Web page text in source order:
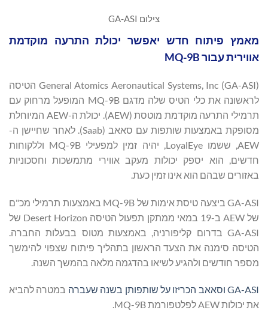
צילום GA-ASI
מאמץ פיתוח חדש יאפשר יכולת התרעה מוקדמת
אווירית עבור MQ-9B
General Atomics Aeronautical Systems, Inc (GA-ASI) הטיסה
לראשונה את כלי הטיס שלה מדגם MQ-9B המופעל מרחוק עם
תרמילי התרעה מוקדמת מוטסת (AEW). יכולת ה-AEW המיוחלת
מסופקת באמצעות שותפות עם סאאב (Saab). לאחר שחיישן ה-
AEW, ששמו LoyalEye, יהיה זמין למפעילי MQ-9B וללקוחות
חדשים, הוא יספק יכולות מעקב אווירי מתמשכות וחסכוניות
באזורים שבהם הוא אינו זמין כעת.
GA-ASI ביצעה טיסת אימות של MQ-9B באמצעות תרמילי מכ"ם
של AEW ב-19 במאי ממתקן תפעול הטיסה Desert Horizon של
GA-ASI בדרום קליפורניה, באמצעות מטוס בבעלות החברה.
הטיסה סימנה את הצעד הראשון בתהליך פיתוח שצפוי להימשך
מספר חודשים ולהגיע לשיאו בהדגמה מלאה בהמשך השנה.
GA-ASI וסאאב הכריזו על שותפותן בשנה שעברה
במטרה להביא
את יכולות AEW לפלטפורמת MQ-9B.